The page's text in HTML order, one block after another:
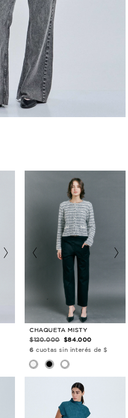
CHAQUETA MISTY
$120.000
$84.000
6 cuotas sin interés de $